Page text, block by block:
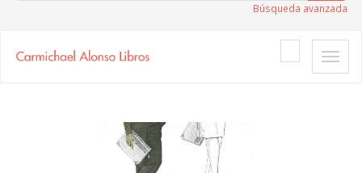
Búsqueda avanzada
Toggle